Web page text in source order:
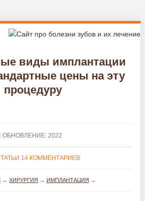
виды имплантации
цены на эту
процедуру
ОБНОВЛЕНИЕ: 2022
14 КОММЕНТАРИЕВ
→ ХИРУРГИЯ → ИМПЛАНТАЦИЯ →